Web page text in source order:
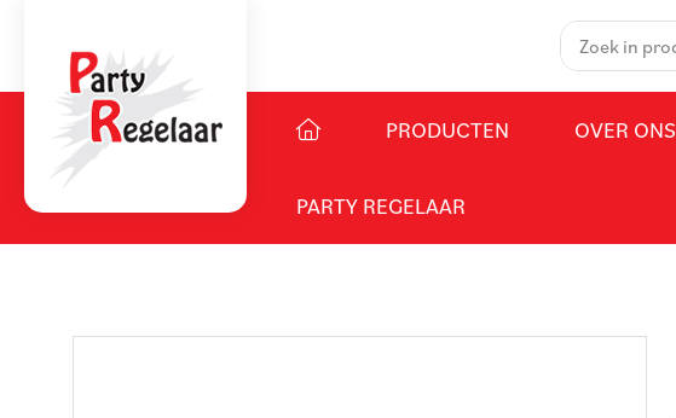
PRODUCTEN OVER ONS
PARTY REGELAAR